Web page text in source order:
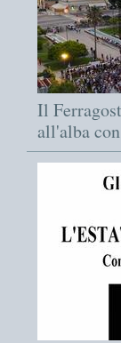
Il
all'alba